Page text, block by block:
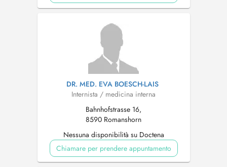
DR. MED. EVA BOESCH-LAIS
Internista / medicina interna
Bahnhofstrasse 16,
8590 Romanshorn
Nessuna disponibilità su Doctena
Chiamare per prendere appuntamento